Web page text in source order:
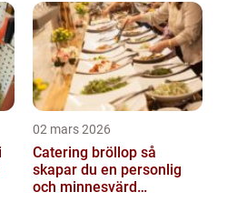
02 mars 2026
Catering bröllop så
skapar du en personlig
och minnesvärd